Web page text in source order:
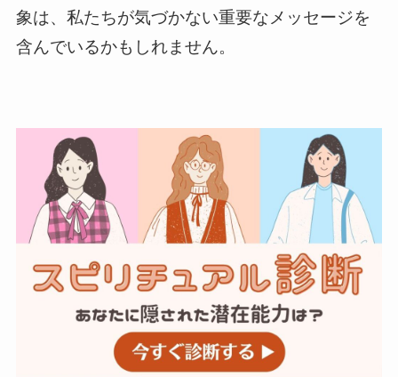
象は、私たちが気づかない重要なメッセージを
含んでいるかもしれません。